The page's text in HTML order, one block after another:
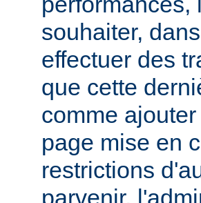
souhaiter,
effectuer des
que cette
comme
page mise en
restrictions
parvenir,